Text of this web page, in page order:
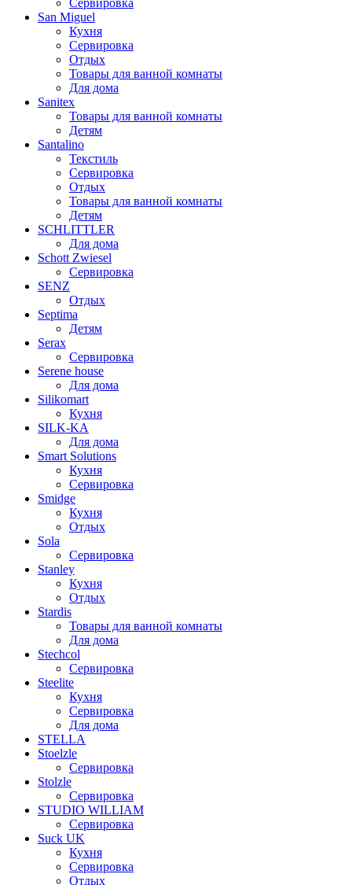
Сервировка
San Miguel
Кухня
Сервировка
Отдых
Товары для ванной комнаты
Для дома
Sanitex
Товары для ванной комнаты
Детям
Santalino
Текстиль
Сервировка
Отдых
Товары для ванной комнаты
Детям
SCHLITTLER
Для дома
Schott Zwiesel
Сервировка
SENZ
Отдых
Septima
Детям
Serax
Сервировка
Serene house
Для дома
Silikomart
Кухня
SILK-KA
Для дома
Smart Solutions
Кухня
Сервировка
Smidge
Кухня
Отдых
Sola
Сервировка
Stanley
Кухня
Отдых
Stardis
Товары для ванной комнаты
Для дома
Stechcol
Сервировка
Steelite
Кухня
Сервировка
Для дома
STELLA
Stoelzle
Сервировка
Stolzle
Сервировка
STUDIO WILLIAM
Сервировка
Suck UK
Кухня
Сервировка
Отдых